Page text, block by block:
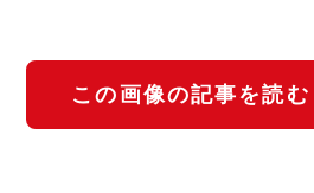
この画像の記事を読む